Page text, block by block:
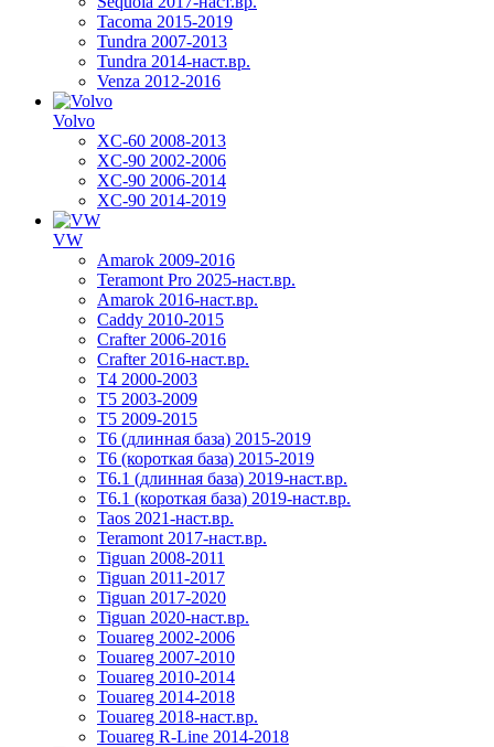
Tacoma 2015-2019
Tundra 2007-2013
Tundra 2014-наст.вр.
Venza 2012-2016
Volvo
XC-60 2008-2013
XC-90 2002-2006
XC-90 2006-2014
XC-90 2014-2019
VW
Amarok 2009-2016
Teramont Pro 2025-наст.вр.
Amarok 2016-наст.вр.
Caddy 2010-2015
Crafter 2006-2016
Crafter 2016-наст.вр.
T4 2000-2003
T5 2003-2009
T5 2009-2015
T6 (длинная база) 2015-2019
Т6 (короткая база) 2015-2019
T6.1 (длинная база) 2019-наст.вр.
T6.1 (короткая база) 2019-наст.вр.
Taos 2021-наст.вр.
Teramont 2017-наст.вр.
Tiguan 2008-2011
Tiguan 2011-2017
Tiguan 2017-2020
Tiguan 2020-наст.вр.
Touareg 2002-2006
Touareg 2007-2010
Touareg 2010-2014
Touareg 2014-2018
Touareg 2018-наст.вр.
Touareg R-Line 2014-2018